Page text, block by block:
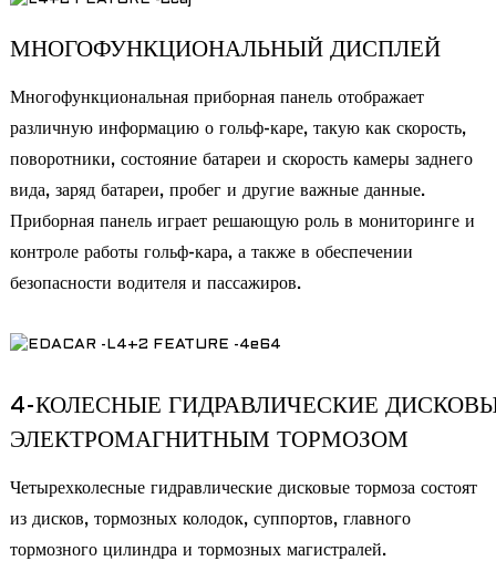
МНОГОФУНКЦИОНАЛЬНЫЙ ДИСПЛЕЙ
Многофункциональная приборная панель отображает
различную информацию о гольф-каре, такую ​​как скорость,
поворотники, состояние батареи и скорость камеры заднего
вида, заряд батареи, пробег и другие важные данные.
Приборная панель играет решающую роль в мониторинге и
контроле работы гольф-кара, а также в обеспечении
безопасности водителя и пассажиров.
4-КОЛЕСНЫЕ ГИДРАВЛИЧЕСКИЕ
ЭЛЕКТРОМАГНИТНЫМ ТОРМОЗОМ
Четырехколесные гидравлические дисковые тормоза состоят
из дисков, тормозных колодок, суппортов, главного
тормозного цилиндра и тормозных магистралей.